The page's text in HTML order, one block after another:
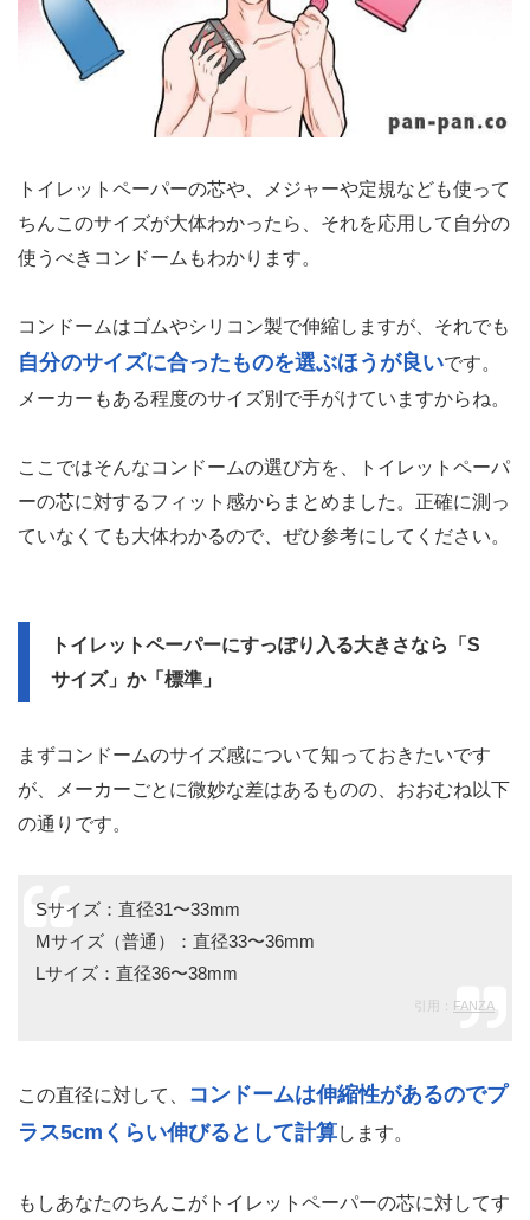
トイレットペーパーの芯や、メジャーや定規なども使って
ちんこのサイズが大体わかったら、それを応用して自分の
使うべきコンドームもわかります。
コンドームはゴムやシリコン製で伸縮しますが、それでも
自分のサイズに合ったものを選ぶほうが良いです。
メーカーもある程度のサイズ別で手がけていますからね。
ここではそんなコンドームの選び方を、トイレットペーパ
ーの芯に対するフィット感からまとめました。正確に測っ
ていなくても大体わかるので、ぜひ参考にしてください。
トイレットペーパーにすっぽり入る大きさなら「S
サイズ」か「標準」
まずコンドームのサイズ感について知っておきたいです
が、メーカーごとに微妙な差はあるものの、おおむね以下
の通りです。
Sサイズ：直径31〜33mm
Mサイズ（普通）：直径33〜36mm
Lサイズ：直径36〜38mm
引用： FANZA
この直径に対して、
コンドームは伸縮性があるのでプ
ラス5cmくらい伸びるとして計算します。
もしあなたのちんこがトイレットペーパーの芯に対してす